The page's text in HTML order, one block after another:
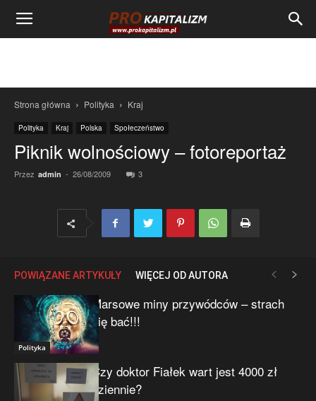
Strona główna Polityka Kraj
Polityka Kraj Polska Społeczeństwo
Piknik wolnościowy – fotoreportaż
Przez admin - 26/08/2009 3
POWIĄZANE ARTYKUŁY WIĘCEJ OD AUTORA
Polityka
Marsowe miny przywódców – strach
się bać!!!
Czy doktor Fiałek wart jest 4000 zł
dziennie?